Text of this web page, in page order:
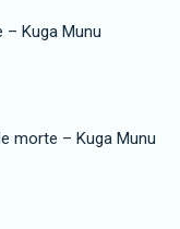
– Kuga Munu
morte – Kuga Munu